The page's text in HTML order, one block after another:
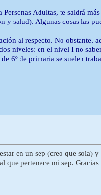
Adultas, te saldrá
y salud). Algunas cosas las
al respecto. No obstante,
niveles: en el nivel I no
6º de primaria se suelen
en un sep (creo que sola) y
que pertenece mi sep. Gracias